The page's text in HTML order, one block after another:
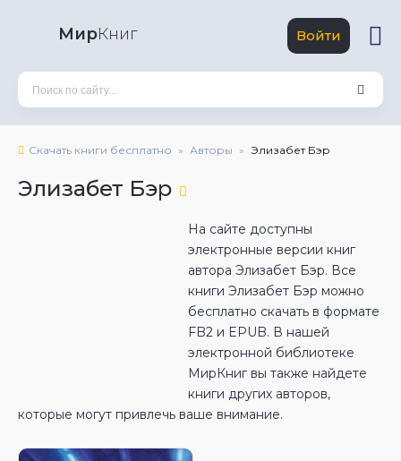
МирКниг Войти
Скачать книги бесплатно Авторы Элизабет Бэр
Элизабет Бэр
На сайте доступны
электронные версии книг
автора Элизабет Бэр. Все
книги Элизабет Бэр можно
бесплатно скачать в формате
FB2 и EPUB. В нашей
электронной библиотеке
МирКниг вы также найдете
книги других авторов,
которые могут привлечь ваше внимание.